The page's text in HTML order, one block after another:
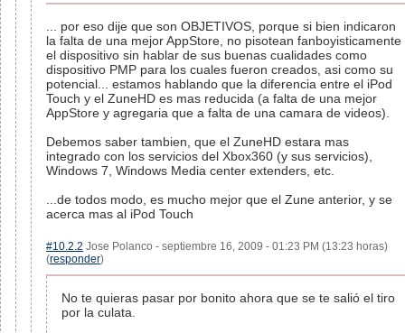
... por eso dije que son OBJETIVOS, porque si bien indicaron
la falta de una mejor AppStore, no pisotean fanboyisticamente
el dispositivo sin hablar de sus buenas cualidades como
dispositivo PMP para los cuales fueron creados, asi como su
potencial... estamos hablando que la diferencia entre el iPod
Touch y el ZuneHD es mas reducida (a falta de una mejor
AppStore y agregaria que a falta de una camara de videos).
Debemos saber tambien, que el ZuneHD estara mas
integrado con los servicios del Xbox360 (y sus servicios),
Windows 7, Windows Media center extenders, etc.
...de todos modo, es mucho mejor que el Zune anterior, y se
acerca mas al iPod Touch
#10.2.2 Jose Polanco - septiembre 16, 2009 - 01:23 PM (13:23 horas)
(responder)
No te quieras pasar por bonito ahora que se te salió el tiro
por la culata.